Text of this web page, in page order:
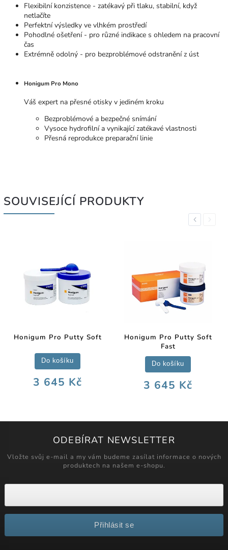
Flexibilní konzistence - zatékavý při tlaku, stabilní, když
netlačíte
Perfektní výsledky ve vlhkém prostředí
Pohodlné ošetření - pro různé indikace s ohledem na pracovní
čas
Extrémně odolný - pro bezproblémové odstranění z úst
Honigum Pro Mono
Váš expert na přesné otisky v jediném kroku
Bezproblémové a bezpečné snímání
Vysoce hydrofilní a vynikající zatékavé vlastnosti
Přesná reprodukce preparační linie
SOUVISEJÍCÍ PRODUKTY
Previous
Honigum Pro Putty Soft
3 645 Kč
Do košíku
Honigum Pro Putty Soft
Fast
3 645 Kč
Do košíku
Next
ODEBÍRAT NEWSLETTER
Vložte svůj e-mail a my vám budeme zasílat informace o nových
produktech na našem e-shopu.
Přihlásit se